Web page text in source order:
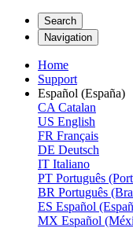
Search
Navigation
Home
Support
Español (España)
CA Catalan
US English
FR Français
DE Deutsch
IT Italiano
PT Português
BR Português
ES Español
MX Español